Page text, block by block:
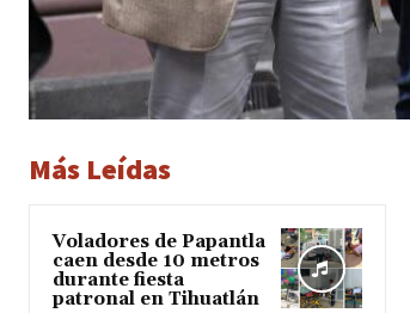
Más Leídas
Voladores de Papantla
caen desde 10 metros
durante fiesta
patronal en Tihuatlán